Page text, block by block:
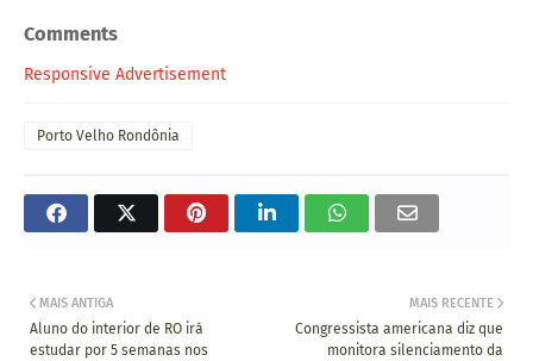
Comments
Responsive Advertisement
Porto Velho Rondônia
MAIS RECENTE
Congressista americana diz que
monitora silenciamento da
MAIS ANTIGA
Aluno do interior de RO irá
estudar por 5 semanas nos